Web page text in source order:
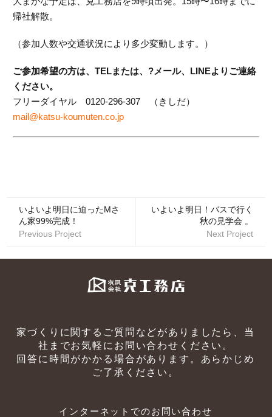
帰社解散。
（参加人数や交通状況により多少変動します。）
ご参加希望の方は、TELまたは、?メール、LINEよりご連絡
ください。
フリーダイヤル 0120-296-307 （きしだ）
mail@katsu-koumuten.co.jp
いよいよ明日に迫ったMさ
ん家99%完成！
Previous Project
いよいよ明日！バスで行く
秋の見学会 。
Next Project
家づくりに関するご質問などがありましたら、当
社までお気軽にお問い合わせください。
回答に時間がかかる場合があります。あらかじめ
ご了承ください。
インターネットでのお問い合わせ